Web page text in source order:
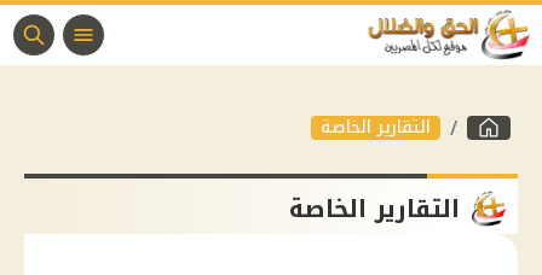
التقارير الخاصة
التقارير الخاصة